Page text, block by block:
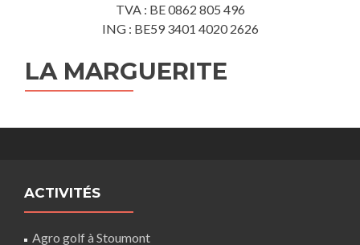
TVA : BE 0862 805 496
ING : BE59 3401 4020 2626
LA MARGUERITE
ACTIVITÉS
Agro golf à Stoumont